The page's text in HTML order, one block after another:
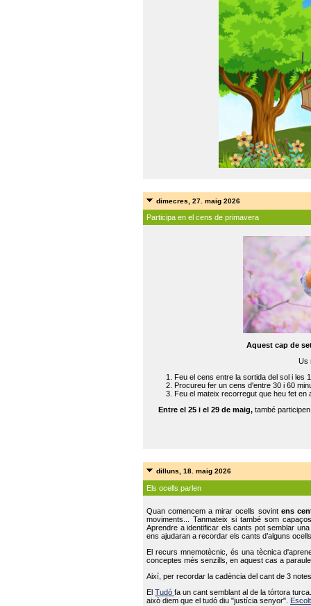
dimecres, 27. maig 2026
Participa en el cens de primavera
Aquest cap de
Us
Feu el cens entre la sortida del sol i les
Procureu fer un cens d'entre 30 i 60
Feu el mateix recorregut que heu fet en
Entre el 25 i el 29 de maig, també
dilluns, 18. maig 2026
Els ocells parlen
Quan comencem a mirar ocells sovint ens
moviments... Tanmateix si també som
Aprendre a identificar els cants pot semblar
ens ajudaran a recordar els cants d’alguns
El recurs mnemotècnic, és una tècnica
conceptes més senzills, en aquest cas a
Així, per recordar la cadència del cant de 3
ElTudófa un cant semblant al de la tórtora
això diem que el tudó diu "justícia senyor".